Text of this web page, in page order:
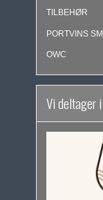
TILBEHØR
PORTVINS
OWC
Vi deltager